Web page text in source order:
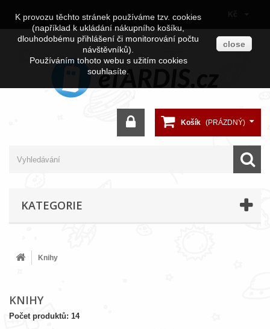
Košík (PRÁZDNÝ)
KATEGORIE
Knihy
KNIHY
Počet produktů: 14
K provozu těchto stránek používáme tzv. cookies
(například k ukládání nákupního košíku,
dlouhodobému přihlášení či monitorování počtu
návštěvníků).
Používáním tohoto webu s užitím cookies
souhlasíte.
close